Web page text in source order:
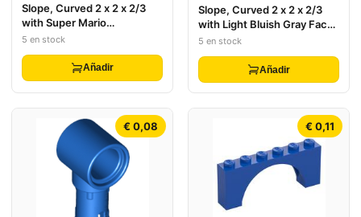
Slope, Curved 2 x 2 x 2/3
with Super Mario
Mushroom on White Circle
5 en stock
Añadir
Slope, Curved 2 x 2 x 2/3
with Light Bluish Gray Face
Shield, Dark Bluish Gray
Eyes Pattern (Iron Man
Mark 38 Face)
5 en stock
Añadir
€ 0,08 € 0,11